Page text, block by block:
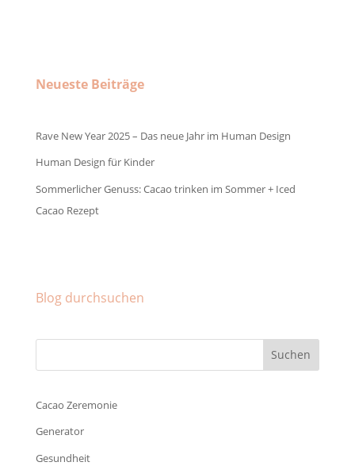
Neueste Beiträge
Rave New Year 2025 – Das neue Jahr im Human Design
Human Design für Kinder
Sommerlicher Genuss: Cacao trinken im Sommer + Iced
Cacao Rezept
Blog durchsuchen
Cacao Zeremonie
Generator
Gesundheit